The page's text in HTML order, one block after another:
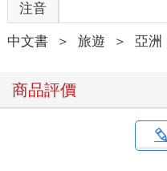
注音
中文書 ＞ 旅遊 ＞ 亞洲
商品評價